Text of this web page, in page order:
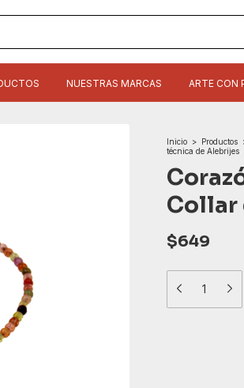
NUESTRAS MARCAS ARTE CON
Inicio > Productos
técnica de Alebrijes
Collar
$649